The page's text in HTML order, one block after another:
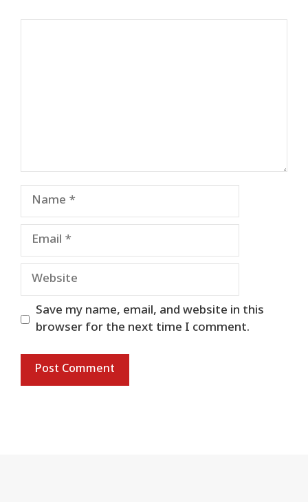
Name
Email
Website
Save my name, email, and website in this
browser for the next time I comment.